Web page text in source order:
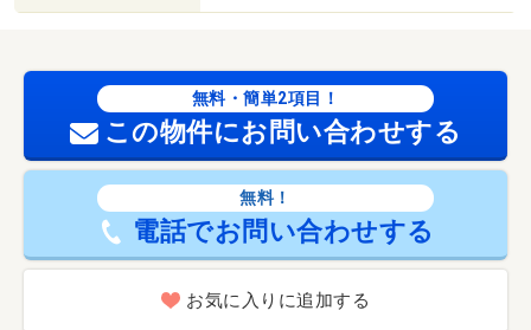
無料・簡単2項目！
この物件にお問い合わせする
無料！
電話でお問い合わせする
お気に入りに追加する